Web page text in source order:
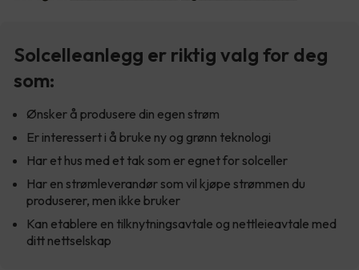
Solcelleanlegg er riktig valg for deg
som:
Ønsker å produsere din egen strøm
Er interessert i å bruke ny og grønn teknologi
Har et hus med et tak som er egnet for solceller
Har en strømleverandør som vil kjøpe strømmen du
produserer, men ikke bruker
Kan etablere en tilknytningsavtale og nettleieavtale med
ditt nettselskap